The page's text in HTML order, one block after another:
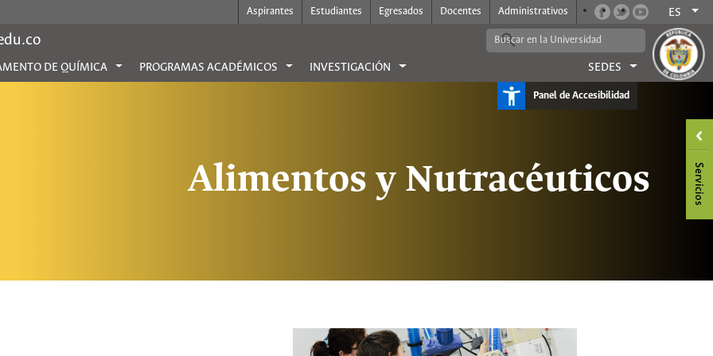
Aspirantes Estudiantes Egresados Docentes Administrativos ES
DE QUÍMICA PROGRAMAS ACADÉMICOS INVESTIGACIÓN SEDES
Panel de Accesibilidad
Alimentos y Nutracéuticos